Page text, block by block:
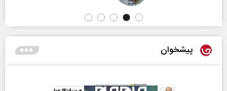
پیشخوان